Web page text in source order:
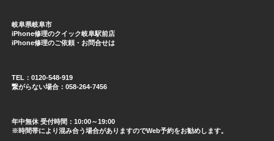
岐阜県岐阜市
iPhone修理のクイック岐阜駅前店
iPhone修理のご依頼・お問合せは
TEL：0120-548-919
繋がらない場合：058-264-7456
年中無休 受付時間：10:00～19:00
※時間帯により混み合う場合がありますのでWeb予約をお勧めします。